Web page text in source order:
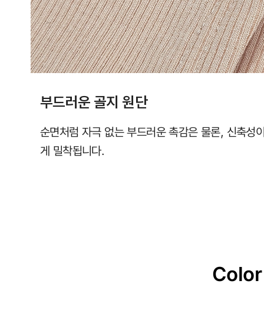
부드러운 골지 원단
순면처럼 자극 없는 부드러운 촉감은 물론, 신축성
게 밀착됩니다.
Color